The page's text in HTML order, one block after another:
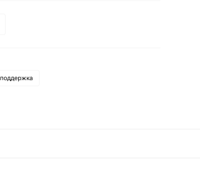
поддержка